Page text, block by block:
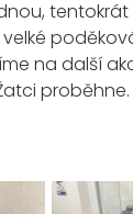
tentokrát
na další
proběhne.